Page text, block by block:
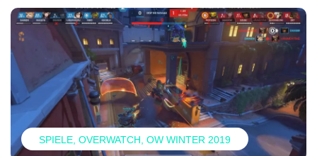
SPIELE OVERWATCH OW WINTER 2019